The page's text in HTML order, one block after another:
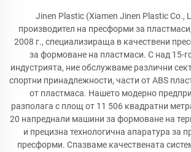
Jinen Plastic (Xiamen Jinen Plastic Co.,
производител на пресформи за
2008 г., специализираща в качествени
за формоване на пластмаси. С над 15-
индустрията, ние обслужваме различни
спортни принадлежности, части от ABS
от пластмаса. Нашето модерно
разполага с площ от 11 506 квадратни
20 напреднали машини за формоване на
и прецизна технологична апаратура за
пресформи. Спазваме качествената